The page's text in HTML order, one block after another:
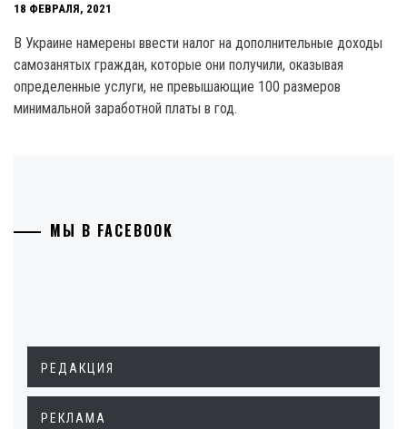
18 ФЕВРАЛЯ, 2021
В Украине намерены ввести налог на дополнительные доходы
самозанятых граждан, которые они получили, оказывая
определенные услуги, не превышающие 100 размеров
минимальной заработной платы в год.
МЫ В FACEBOOK
РЕДАКЦИЯ
РЕКЛАМА